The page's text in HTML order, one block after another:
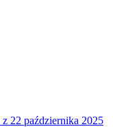
z 22 października 2025